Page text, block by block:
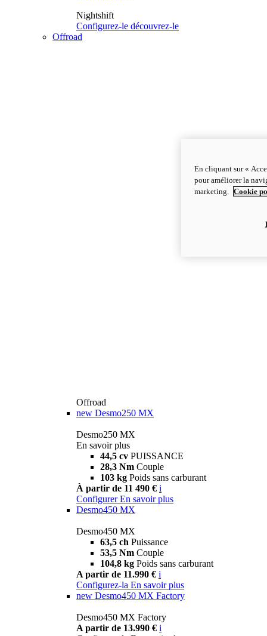
Nightshift
Configurez-le découvrez-le
Offroad
Offroad
new Desmo250 MX
Desmo250 MX
En savoir plus
44,5 cv PUISSANCE
28,3 Nm Couple
103 kg Poids sans carburant
À partir de 11 490 € i
Configurer En savoir plus
Desmo450 MX
Desmo450 MX
63,5 ch Puissance
53,5 Nm Couple
104,8 kg Poids sans carburant
A partir de 11.990 € i
Configurez-la En savoir plus
new Desmo450 MX Factory
Desmo450 MX Factory
A partir de 13.990 € i
En cliquant sur «
pour améliorer la
marketing.
Cookie